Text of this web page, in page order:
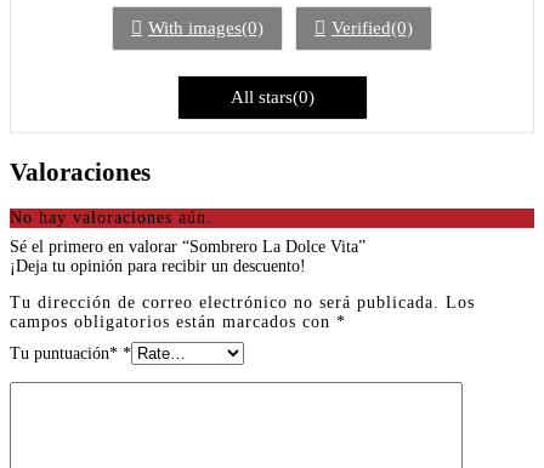
With images(0) Verified(0)
All stars(0)
Valoraciones
No hay valoraciones aún.
Sé el primero en valorar “Sombrero La Dolce Vita”
¡Deja tu opinión para recibir un descuento!
Tu dirección de correo electrónico no será publicada. Los
campos obligatorios están marcados con *
Tu puntuación* *